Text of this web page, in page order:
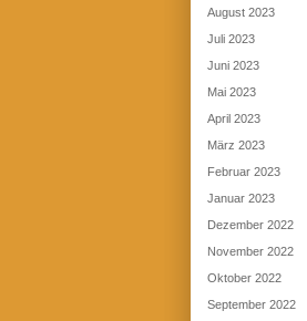
August 2023
Juli 2023
Juni 2023
Mai 2023
April 2023
März 2023
Februar 2023
Januar 2023
Dezember 2022
November 2022
Oktober 2022
September 2022